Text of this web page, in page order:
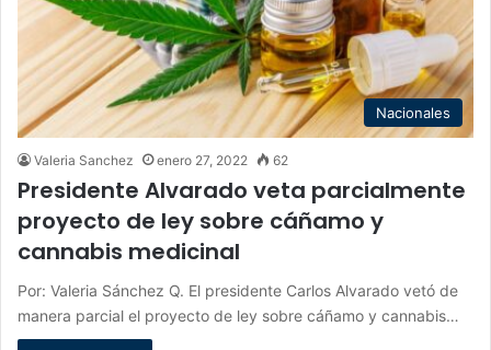
Nacionales
Valeria Sanchez enero 27, 2022 62
Presidente Alvarado veta parcialmente
proyecto de ley sobre cáñamo y
cannabis medicinal
Por: Valeria Sánchez Q. El presidente Carlos Alvarado vetó de
manera parcial el proyecto de ley sobre cáñamo y cannabis…